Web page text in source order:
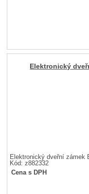
Elektronický
Elektronický dveřní zámek
Kód: z882332
Cena s DPH